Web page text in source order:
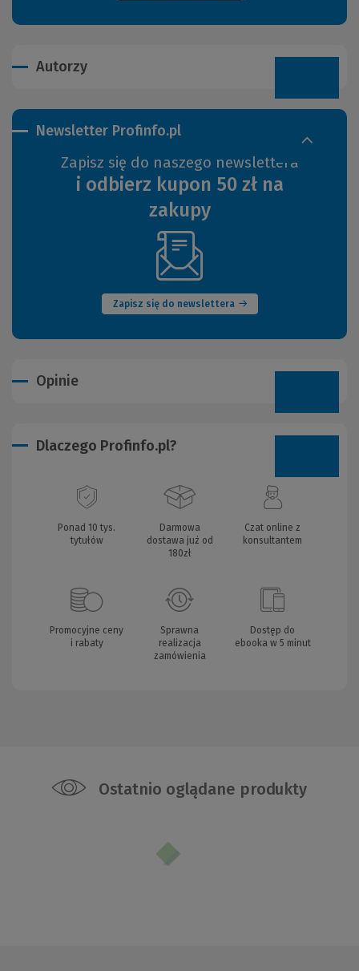
Autorzy
Newsletter Profinfo.pl
Zapisz się do naszego newslettera
i odbierz kupon 50 zł na
zakupy
Zapisz się do newslettera
(Nowe
okno)
Opinie
Dlaczego Profinfo.pl?
Ponad 10 tys.
tytułów
Darmowa
dostawa już od
180zł
Czat online z
konsultantem
Promocyjne ceny
i rabaty
Sprawna
realizacja
zamówienia
Dostęp do
ebooka w 5 minut
Ostatnio oglądane produkty